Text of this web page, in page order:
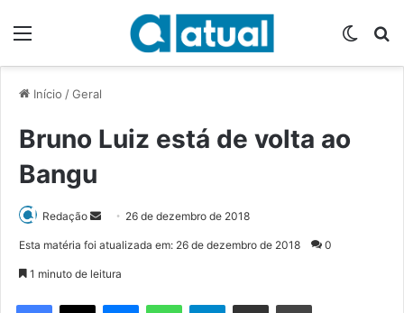
Início /Geral
Bruno Luiz está de volta ao
Bangu
Redação
d
e
26 de dezembro de 2018
Esta matéria foi atualizada em: 26 de dezembro de 2018 0
1 minuto de leitura
Telegram